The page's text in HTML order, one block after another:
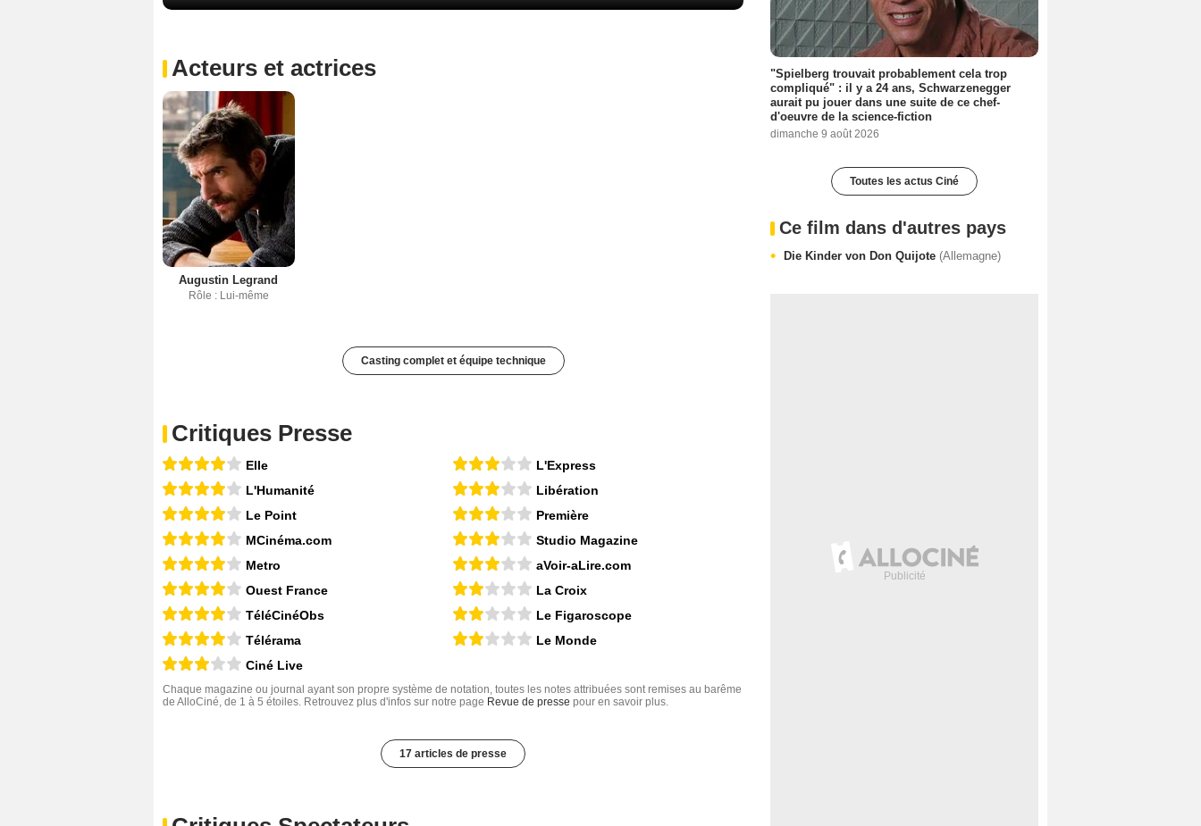
Acteurs et actrices
Augustin Legrand
Rôle : Lui-même
Casting complet et équipe technique
Critiques Presse
Elle
L'Humanité
Le Point
MCinéma.com
Metro
Ouest France
TéléCinéObs
Télérama
Ciné Live
L'Express
Libération
Première
Studio Magazine
aVoir-aLire.com
La Croix
Le Figaroscope
Le Monde
Chaque magazine ou journal ayant son propre système de notation, toutes les notes attribuées sont remises au barême
de AlloCiné, de 1 à 5 étoiles. Retrouvez plus d'infos sur notre page Revue de presse pour en savoir plus.
17 articles de presse
"Spielberg trouvait probablement cela trop
compliqué" : il y a 24 ans, Schwarzenegger
aurait pu jouer dans une suite de ce chef-
d'oeuvre de la science-fiction
dimanche 9 août 2026
Toutes les actus Ciné
Ce film dans d'autres pays
Die Kinder von Don Quijote (Allemagne)